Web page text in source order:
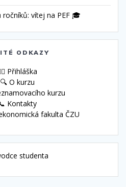
ročníků: vítej na PEF 🎓
ODKAZY
Přihláška
🔍 O kurzu
kurzu
Kontakty
fakulta ČZU
studenta